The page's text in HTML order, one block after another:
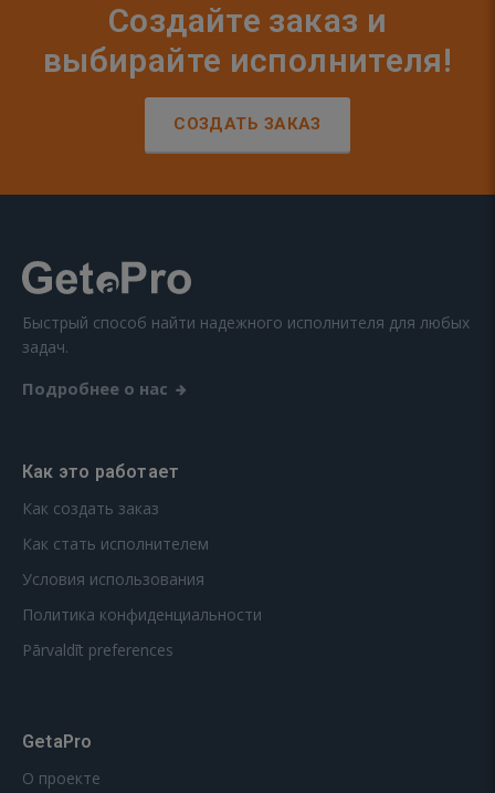
Создайте заказ и
выбирайте исполнителя!
СОЗДАТЬ ЗАКАЗ
Быстрый способ найти надежного исполнителя для любых
задач.
Подробнее о нас
Как это работает
Как создать заказ
Как стать исполнителем
Условия использования
Политика конфиденциальности
Pārvaldīt preferences
GetaPro
О проекте